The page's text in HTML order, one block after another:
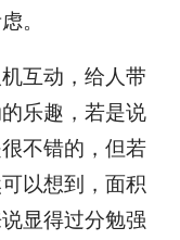
。
互动，给人带
乐趣，若是说
不错的，但若
以想到，面积
显得过分勉强